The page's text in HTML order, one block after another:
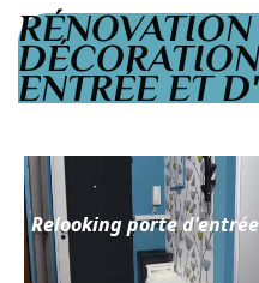
ENTRÉE ET
Relooking porte d'entrée